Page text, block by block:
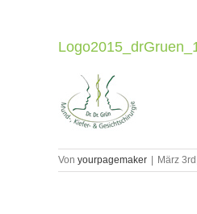
Von yourpagemaker März